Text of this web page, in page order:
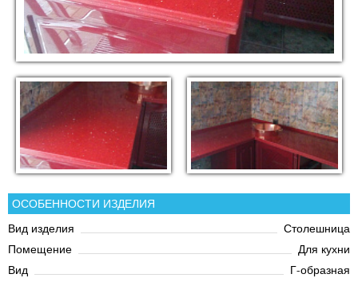
ОСОБЕННОСТИ ИЗДЕЛИЯ
Вид изделия
Столешница
Помещение
Для кухни
Вид
Г-образная